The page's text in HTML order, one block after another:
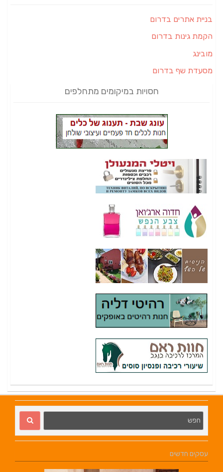
בניית אתרים בדרום
הקמת גינות בדרום
מובינג
מסעדת שף בדרום
חסויות במיקומים מתחלפים
עסקים חדשים